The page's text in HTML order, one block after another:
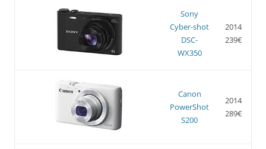
Sony
Cyber-shot
DSC-
WX350
2014
239€
Canon
PowerShot
S200
2014
289€